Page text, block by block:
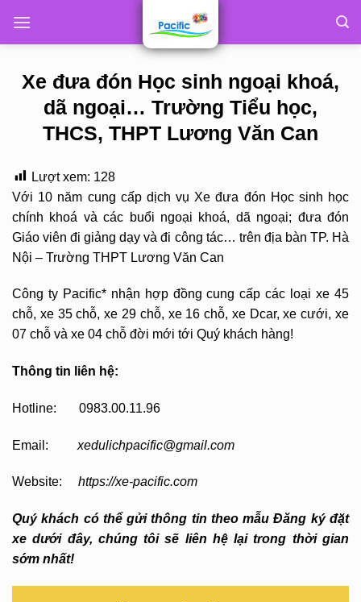
Xe đưa đón Học sinh ngoại khoá,
dã ngoại… Trường Tiểu học,
THCS, THPT Lương Văn Can
Lượt xem: 128
Với 10 năm cung cấp dịch vụ Xe đưa đón Học sinh học
chính khoá và các buổi ngoại khoá, dã ngoại; đưa đón
Giáo viên đi giảng dạy và đi công tác… trên địa bàn TP. Hà
Nội – Trường THPT Lương Văn Can
Công ty Pacific* nhận hợp đồng cung cấp các loại xe 45
chỗ, xe 35 chỗ, xe 29 chỗ, xe 16 chỗ, xe Dcar, xe cưới, xe
07 chỗ và xe 04 chỗ đời mới tới Quý khách hàng!
Thông tin liên hệ:
Hotline: 0983.00.11.96
Email: xedulichpacific@gmail.com
Website: https://xe-pacific.com
Quý khách có thể gửi thông tin theo mẫu Đăng ký đặt
xe dưới đây, chúng tôi sẽ liên hệ lại trong thời gian
sớm nhất!